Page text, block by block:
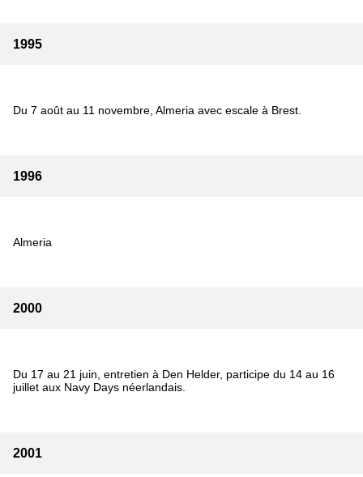
1995
Du 7 août au 11 novembre, Almeria avec escale à Brest.
1996
Almeria
2000
Du 17 au 21 juin, entretien à Den Helder, participe du 14 au 16
juillet aux Navy Days néerlandais.
2001